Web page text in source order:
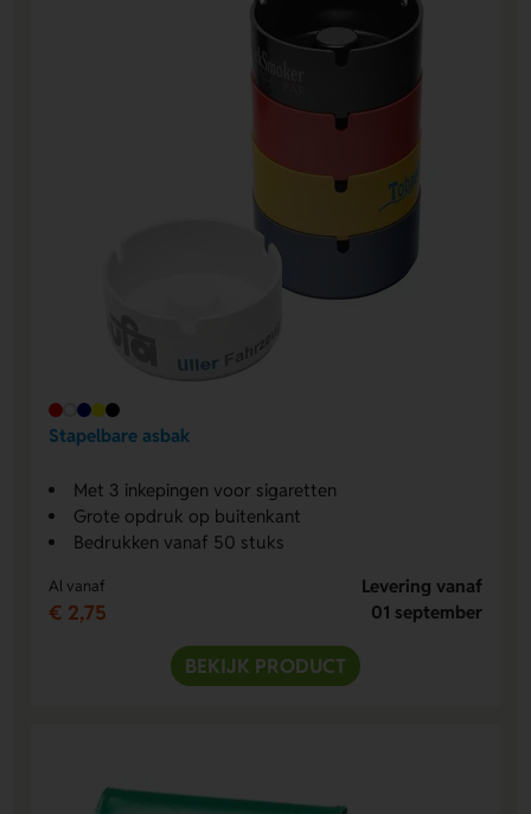
Stapelbare asbak
Met 3 inkepingen voor sigaretten
Grote opdruk op buitenkant
Bedrukken vanaf 50 stuks
Al vanaf
€ 2,75
Levering vanaf
01 september
BEKIJK PRODUCT